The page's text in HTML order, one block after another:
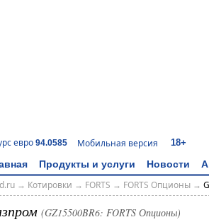
евро 94.0585 Мобильная версия 18+
Продукты и услуги Новости
→ Котировки → FORTS → FORTS Опционы→
(GZ15500BR6: FORTS Опционы)